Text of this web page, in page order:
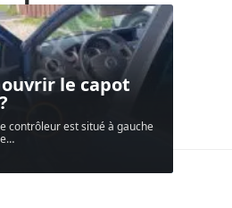
le capot
contrôleur est situé à gauche
…